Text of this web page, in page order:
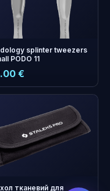
splinter tweezers
PODO 11
€
тканевий для